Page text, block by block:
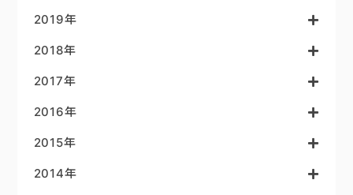
2019年
2018年
2017年
2016年
2015年
2014年